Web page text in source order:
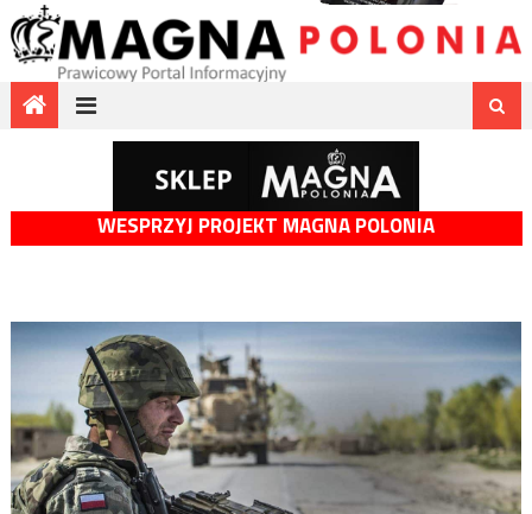
WESPRZYJ PROJEKT MAGNA POLONIA